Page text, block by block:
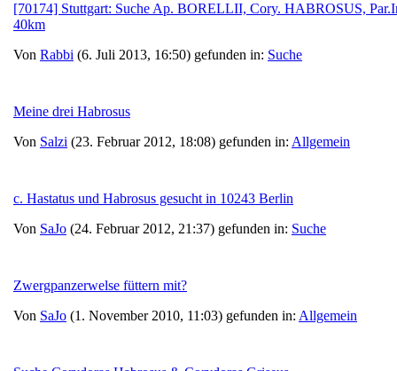
[70174] Stuttgart: Suche Ap. BORELLII, Cory. HABROSUS,
40km
Von Rabbi (6. Juli 2013, 16:50) gefunden in: Suche
Meine drei Habrosus
Von Salzi (23. Februar 2012, 18:08) gefunden in: Allgemein
c. Hastatus und Habrosus gesucht in 10243 Berlin
Von SaJo (24. Februar 2012, 21:37) gefunden in: Suche
Zwergpanzerwelse füttern mit?
Von SaJo (1. November 2010, 11:03) gefunden in: Allgemein